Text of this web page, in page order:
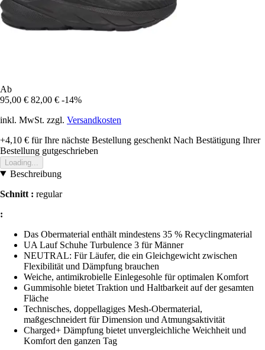
Ab
95,00 € 82,00 € -14%
inkl. MwSt. zzgl. Versandkosten
+4,10 € für Ihre nächste Bestellung geschenkt Nach Bestätigung Ihrer
Bestellung gutgeschrieben
Loading...
Beschreibung
Schnitt : regular
:
Das Obermaterial enthält mindestens 35 % Recyclingmaterial
UA Lauf Schuhe Turbulence 3 für Männer
NEUTRAL: Für Läufer, die ein Gleichgewicht zwischen
Flexibilität und Dämpfung brauchen
Weiche, antimikrobielle Einlegesohle für optimalen Komfort
Gummisohle bietet Traktion und Haltbarkeit auf der gesamten
Fläche
Technisches, doppellagiges Mesh-Obermaterial,
maßgeschneidert für Dimension und Atmungsaktivität
Charged+ Dämpfung bietet unvergleichliche Weichheit und
Komfort den ganzen Tag